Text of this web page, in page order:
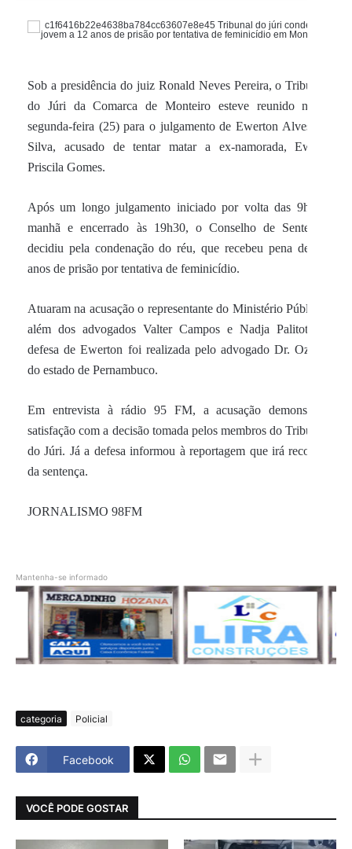
Sob a presidência do juiz Ronald Neves Pereira, o Tribunal
do Júri da Comarca de Monteiro esteve reunido nesta
segunda-feira (25) para o julgamento de Ewerton Alves da
Silva, acusado de tentar matar a ex-namorada, Ewely
Priscila Gomes.
Após um longo julgamento iniciado por volta das 9h da
manhã e encerrado às 19h30, o Conselho de Sentença
decidiu pela condenação do réu, que recebeu pena de 12
anos de prisão por tentativa de feminicídio.
Atuaram na acusação o representante do Ministério Público,
além dos advogados Valter Campos e Nadja Palitot. A
defesa de Ewerton foi realizada pelo advogado Dr. Ozael,
do estado de Pernambuco.
Em entrevista à rádio 95 FM, a acusação demonstrou
satisfação com a decisão tomada pelos membros do Tribunal
do Júri. Já a defesa informou à reportagem que irá recorrer
da sentença.
JORNALISMO 98FM
Mantenha-se informado
categoria Policial
Facebook
VOCÊ PODE GOSTAR